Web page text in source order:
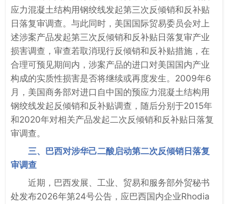
应力混凝土结构用钢绞线发起第三次反倾销和反补贴
日落复审调查。与此同时，美国国际贸易委员会对上
述涉案产品发起第三次反倾销和反补贴日落复审产业
损害调查，审查若取消现行反倾销和反补贴措施，在
合理可预见期间内，涉案产品的进口对美国国内产业
构成的实质性损害是否将继续或再度发生。2009年6
月，美国商务部对进口自中国的预应力混凝土结构用
钢绞线发起反倾销和反补贴调查，随后分别于2015年
和2020年对相关产品发起二次反倾销和反补贴日落复
审调查。
三、巴西对涉华己二酸启动第二次反倾销日落复
审调查
近期，巴西发展、工业、贸易和服务部外贸秘书
处发布2026年第24号公告，应巴西国内企业Rhodia